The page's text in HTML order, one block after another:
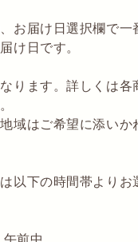
お届け日選択欄で一
け日です。
ります。詳しくは各
域はご希望に添いか
以下の時間帯よりお
午前中